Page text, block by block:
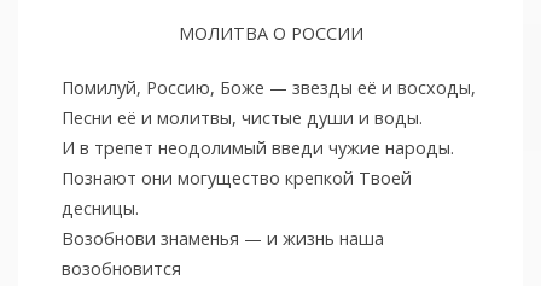
МОЛИТВА О РОССИИ
Помилуй, Россию, Боже — звезды её и восходы,
Песни её и молитвы, чистые души и воды.
И в трепет неодолимый введи чужие народы.
Познают они могущество крепкой Твоей
десницы.
Возобнови знаменья — и жизнь наша
возобновится